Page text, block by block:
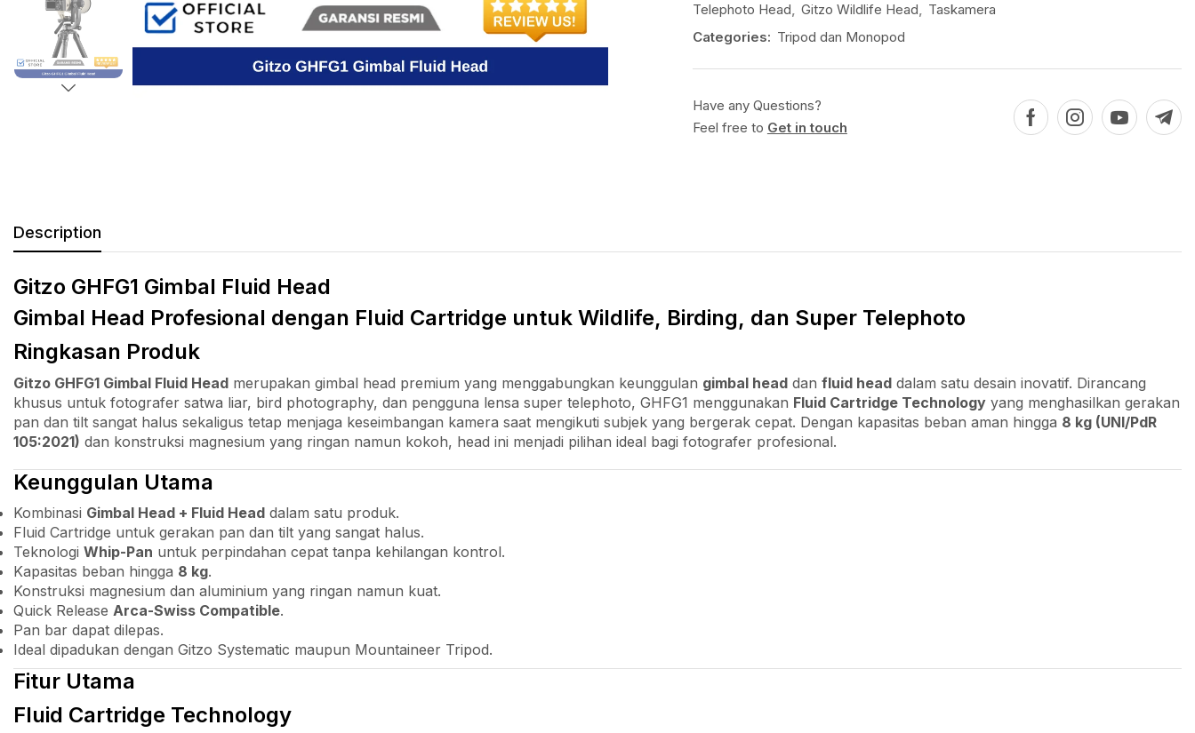
Telephoto Head, Gitzo Wildlife Head, Taskamera
Categories: Tripod dan Monopod
Have any Questions?
Feel free to Get in touch
Description
Gitzo GHFG1 Gimbal Fluid Head
Gimbal Head Profesional dengan Fluid Cartridge untuk Wildlife, Birding, dan Super Telephoto
Ringkasan Produk
Gitzo GHFG1 Gimbal Fluid Head merupakan gimbal head premium yang menggabungkan keunggulan gimbal head dan fluid head dalam satu desain inovatif. Dirancang
khusus untuk fotografer satwa liar, bird photography, dan pengguna lensa super telephoto, GHFG1 menggunakan Fluid Cartridge Technology yang menghasilkan gerakan
pan dan tilt sangat halus sekaligus tetap menjaga keseimbangan kamera saat mengikuti subjek yang bergerak cepat. Dengan kapasitas beban aman hingga 8 kg (UNI/PdR
105:2021) dan konstruksi magnesium yang ringan namun kokoh, head ini menjadi pilihan ideal bagi fotografer profesional.
Keunggulan Utama
Kombinasi Gimbal Head + Fluid Head dalam satu produk.
Fluid Cartridge untuk gerakan pan dan tilt yang sangat halus.
Teknologi Whip-Pan untuk perpindahan cepat tanpa kehilangan kontrol.
Kapasitas beban hingga 8 kg.
Konstruksi magnesium dan aluminium yang ringan namun kuat.
Quick Release Arca-Swiss Compatible.
Pan bar dapat dilepas.
Ideal dipadukan dengan Gitzo Systematic maupun Mountaineer Tripod.
Fitur Utama
Fluid Cartridge Technology